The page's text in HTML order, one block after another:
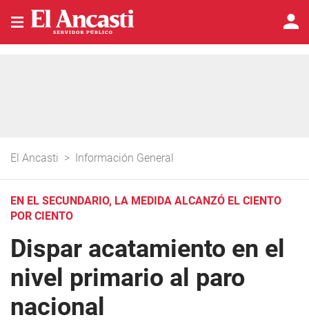
El Ancasti > Información General
EN EL SECUNDARIO, LA MEDIDA ALCANZÓ EL CIENTO
POR CIENTO
Dispar acatamiento en el
nivel primario al paro
nacional